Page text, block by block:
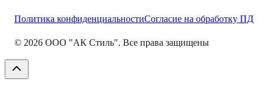
Политика конфиденциальностиСогласие на обработку ПД
© 2026 ООО "АК Стиль". Все права защищены